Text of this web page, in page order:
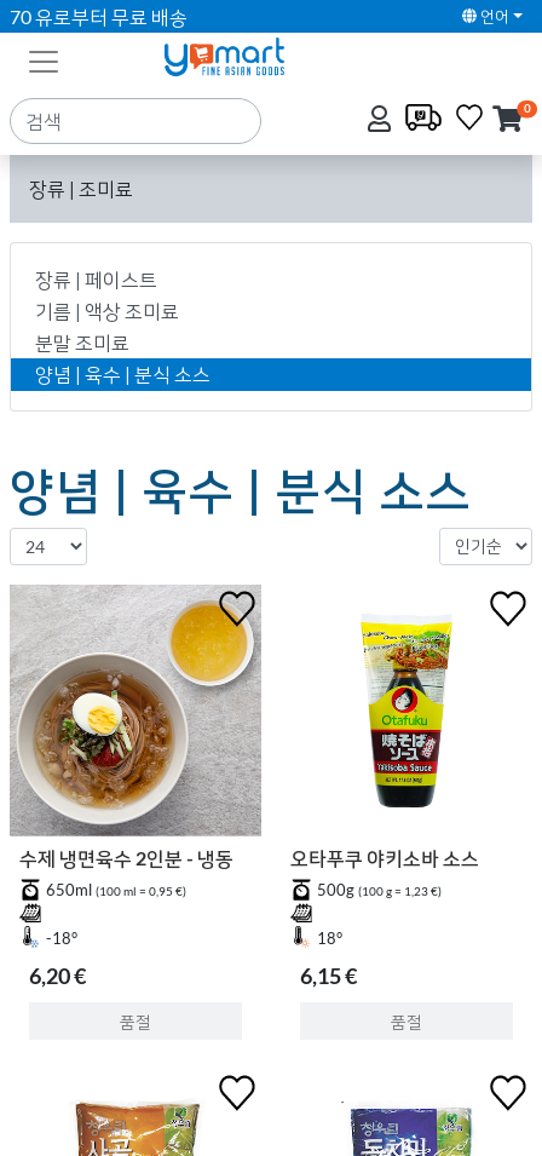
70 유로부터 무료 배송 언어
0
장류 | 조미료
장류 | 페이스트
기름 | 액상 조미료
분말 조미료
양념 | 육수 | 분식 소스
양념 | 육수 | 분식 소스
수제 냉면육수 2인분 - 냉동
650ml (100 ml = 0,95 €)
-18°
6,20 €
품절
오타푸쿠 야키소바 소스
500g (100 g = 1,23 €)
18°
6,15 €
품절